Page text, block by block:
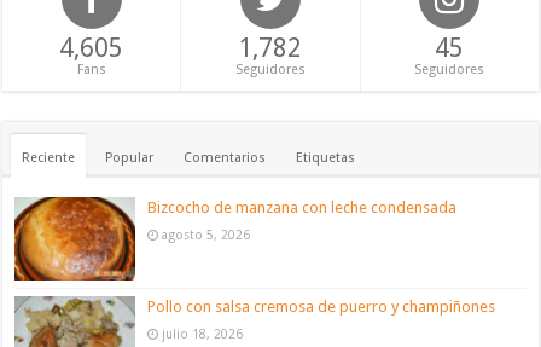
4,605
Fans
1,782
Seguidores
45
Seguidores
Reciente Popular Comentarios Etiquetas
Bizcocho de manzana con leche condensada
agosto 5, 2026
Pollo con salsa cremosa de puerro y champiñones
julio 18, 2026